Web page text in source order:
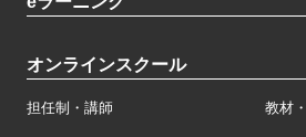
オンラインスクール
担任制・講師 教材